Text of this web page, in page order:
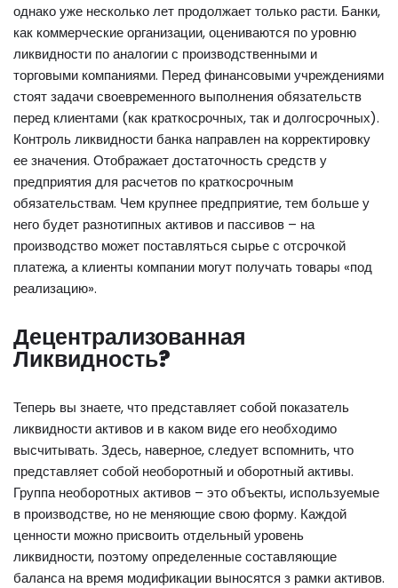
однако уже несколько лет продолжает только расти. Банки,
как коммерческие организации, оцениваются по уровню
ликвидности по аналогии с производственными и
торговыми компаниями. Перед финансовыми учреждениями
стоят задачи своевременного выполнения обязательств
перед клиентами (как краткосрочных, так и долгосрочных).
Контроль ликвидности банка направлен на корректировку
ее значения. Отображает достаточность средств у
предприятия для расчетов по краткосрочным
обязательствам. Чем крупнее предприятие, тем больше у
него будет разнотипных активов и пассивов – на
производство может поставляться сырье с отсрочкой
платежа, а клиенты компании могут получать товары «под
реализацию».
Децентрализованная
Ликвидность?
Теперь вы знаете, что представляет собой показатель
ликвидности активов и в каком виде его необходимо
высчитывать. Здесь, наверное, следует вспомнить, что
представляет собой необоротный и оборотный активы.
Группа необоротных активов – это объекты, используемые
в производстве, но не меняющие свою форму. Каждой
ценности можно присвоить отдельный уровень
ликвидности, поэтому определенные составляющие
баланса на время модификации выносятся з рамки активов.